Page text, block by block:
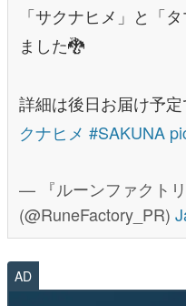
「サクナヒメ」と「
ました🐉
詳細は後日お届け予
クナヒメ #SAKUNA
— 『ルーンファクト
(@RuneFactory_PR)
AD